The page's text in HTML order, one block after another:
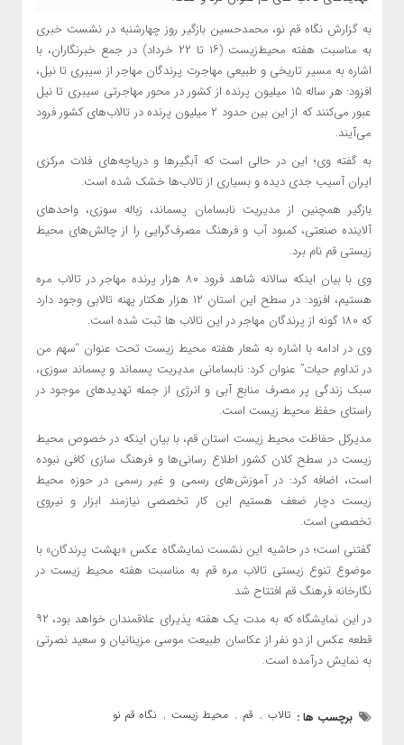
به گزارش نگاه قم نو، محمدحسین بازگیر روز چهارشنبه در نشست خبری
به مناسبت هفته محیط‌زیست (۱۶ تا ۲۲ خرداد) در جمع خبرنگاران، با
اشاره به مسیر تاریخی و طبیعی مهاجرت پرندگان مهاجر از سیبری تا نیل،
افزود: هر ساله ۱۵ میلیون پرنده از کشور در محور مهاجرتی سیبری تا نیل
عبور می‌کنند که از این‌ بین حدود ۲ میلیون پرنده در تالاب‌های کشور فرود
می‌آیند.
به گفته وی؛ این در حالی است که آبگیرها و دریاچه‌های فلات مرکزی
ایران آسیب جدی دیده و بسیاری از تالاب‌ها خشک شده است.
بازگیر همچنین از مدیریت نابسامان پسماند، زباله سوزی، واحدهای
آلاینده صنعتی، کمبود آب و فرهنگ مصرف‌گرایی را از چالش‌های محیط
زیستی قم نام برد.
وی با بیان اینکه سالانه شاهد فرود ۸۰ هزار پرنده مهاجر در تالاب مره
هستیم، افزود: در سطح این استان ۱۲ هزار هکتار پهنه تالابی وجود دارد
که ۱۸۰ گونه از پرندگان مهاجر در این تالاب ها ثبت شده است.
وی در ادامه با اشاره به شعار هفته محیط زیست تحت عنوان “سهم من
در تداوم حیات” عنوان کرد: نابسامانی مدیریت پسماند و پسماند سوزی،
سبک زندگی پر مصرف منابع آبی و انرژی از جمله تهدیدهای موجود در
راستای حفظ محیط زیست است.
مدیرکل حفاظت محیط زیست استان قم، با بیان اینکه در خصوص محیط
زیست در سطح کلان کشور اطلاع رسانی‌ها و فرهنگ سازی کافی نبوده
است، اضافه کرد: در آموزش‌های رسمی و غیر رسمی در حوزه محیط
زیست دچار ضعف هستیم این کار تخصصی نیازمند ابزار و نیروی
تخصصی است.
گفتنی است؛ در حاشیه این نشست نمایشگاه عکس «بهشت پرندگان» با
موضوع تنوع زیستی تالاب مره قم به مناسبت هفته محیط زیست در
نگارخانه فرهنگ قم افتتاح شد.
در این نمایشگاه که به مدت یک هفته پذیرای علاقمندان خواهد بود، ۹۲
قطعه عکس از دو نفر از عکاسان طبیعت موسی مزینانیان و سعید نصرتی
به نمایش درآمده است.
برچسب ها : تالاب , قم , محیط زیست , نگاه قم نو